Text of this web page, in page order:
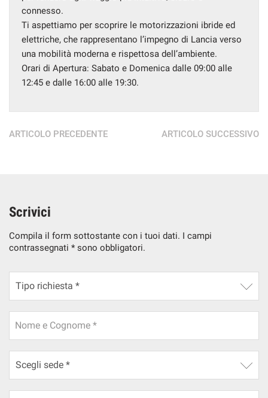
connesso.
Ti aspettiamo per scoprire le motorizzazioni ibride ed
elettriche, che rappresentano l’impegno di Lancia verso
una mobilità moderna e rispettosa dell’ambiente.
Orari di Apertura: Sabato e Domenica dalle 09:00 alle
12:45 e dalle 16:00 alle 19:30.
ARTICOLO PRECEDENTE ARTICOLO SUCCESSIVO
Scrivici
Compila il form sottostante con i tuoi dati. I campi
contrassegnati * sono obbligatori.
Nome e Cognome *